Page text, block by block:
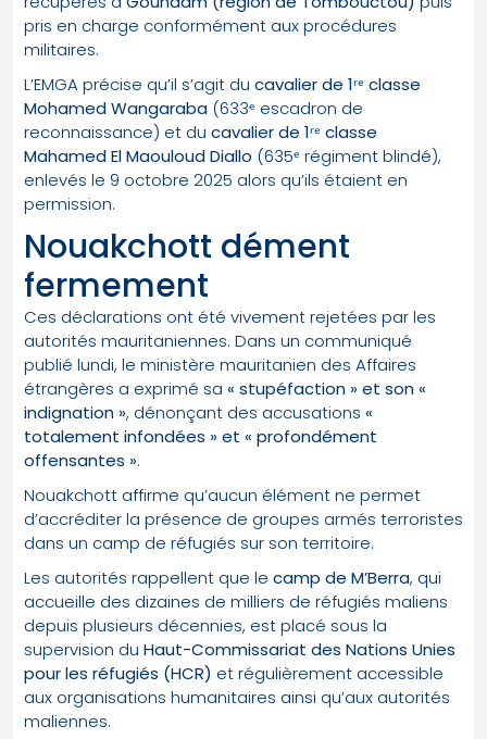
pris en charge conformément aux procédures
militaires.
L’EMGA précise qu’il s’agit du cavalier de 1ʳᵉ classe
Mohamed Wangaraba (633ᵉ escadron de
reconnaissance) et du cavalier de 1ʳᵉ classe
Mahamed El Maouloud Diallo (635ᵉ régiment blindé),
enlevés le 9 octobre 2025 alors qu’ils étaient en
permission.
Nouakchott dément
fermement
Ces déclarations ont été vivement rejetées par les
autorités mauritaniennes. Dans un communiqué
publié lundi, le ministère mauritanien des Affaires
étrangères a exprimé sa « stupéfaction » et son «
indignation », dénonçant des accusations «
totalement infondées » et « profondément
offensantes ».
Nouakchott affirme qu’aucun élément ne permet
d’accréditer la présence de groupes armés terroristes
dans un camp de réfugiés sur son territoire.
Les autorités rappellent que le camp de M’Berra, qui
accueille des dizaines de milliers de réfugiés maliens
depuis plusieurs décennies, est placé sous la
supervision du Haut-Commissariat des Nations Unies
pour les réfugiés (HCR) et régulièrement accessible
aux organisations humanitaires ainsi qu’aux autorités
maliennes.